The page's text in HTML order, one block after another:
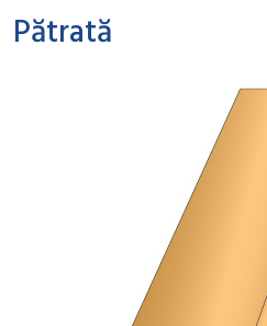
Pătrată